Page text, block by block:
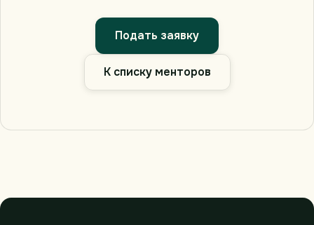
Подать заявку
К списку менторов